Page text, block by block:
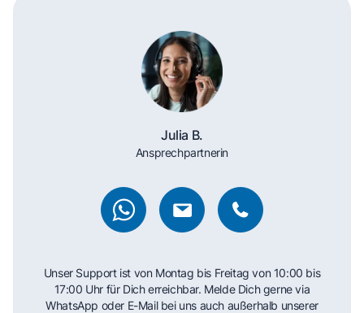
Julia B.
Ansprechpartnerin
Unser Support ist von Montag bis Freitag von 10:00 bis
17:00 Uhr für Dich erreichbar. Melde Dich gerne via
WhatsApp oder E-Mail bei uns auch außerhalb unserer